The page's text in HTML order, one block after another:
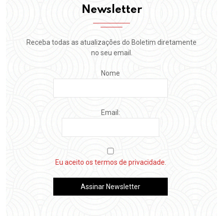
Newsletter
Receba todas as atualizações do Boletim diretamente
no seu email.
Nome
Email:
Eu aceito os termos de privacidade.